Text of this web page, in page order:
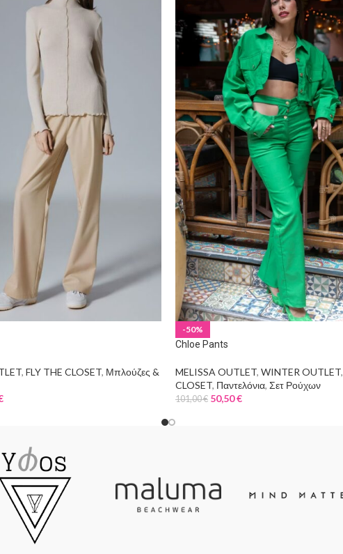
, FLY THE CLOSET, Μπλούζες &
-50%
Chloe Pants
MELISSA OUTLET, WINTER OUTLET,
CLOSET, Παντελόνια, Σετ Ρούχων
101,00€ 50,50€